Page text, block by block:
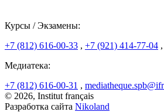
Курсы / Экзамены:
+7 (812) 616-00-33 , +7 (921) 414-77-04 ,
Медиатека:
+7 (812) 616-00-31 ,
© 2026, Institut français
Разработка сайта Nikoland